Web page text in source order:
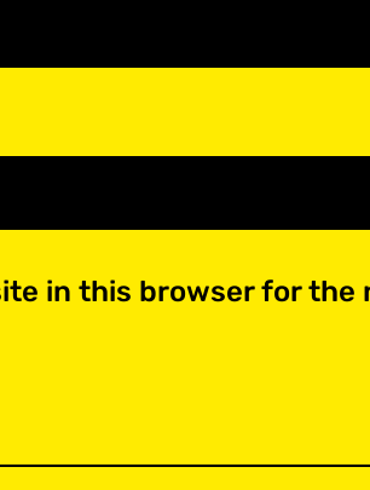
in this browser for